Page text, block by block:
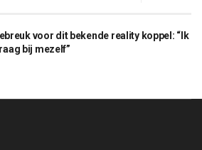
voor dit bekende reality koppel: “Ik
bij mezelf”